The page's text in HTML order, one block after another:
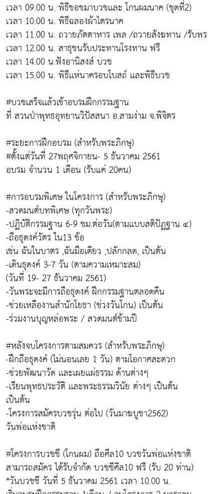
เวลา 09.00 น. พิธีขอขมาบวชเเละ โกนผมนาค (ชุดที่2)
เวลา 10.00 น. พิธีฉลองผ้าไตรนาค
เวลา 11.00 น. ถวายภัตตาหาร เพล /ถวายสังฆทาน /รับพร
เวลา 12.00 น. สาธุชนรับประทานโรงทาน ฟรี
เวลา 14.00 น.ฟังอานิสงส์ บวช
เวลา 15.00 น. พิธีเเห่นาครอบโบสถ์ เเละพิธีบวช
#บวชเสร็จเเล้วเข้าอบรมฝึกกรรมฐาน
ที่ สวนป่าพุทธอุทยานวิปัสสนา อ.สามง่าม จ.พิจิตร
#ระยะการฝึกอบรม (สำหรับพระภิกษุ)
#ตั้งแต่วันที่ 27พฤศจิกายน- 5 ธันวาคม 2561
อบรม จำนวน 1 เดือน (รับแค่ 20คน)
#การอบรมพิเศษ ในโครงการ (สำหรับพระภิกษุ)
-สวดมนต์บทพิเศษ (ทุกวันพระ)
-ปฏิบัติกรรมฐาน 6-9 ชม.ต่อวัน(ตามเเบบสติปัฏฐาน ๔)
-ถือธุดงค์วัตร ใน13 ข้อ
เช่น ฉันในบาตร ,ฉันมือเดียว ,ปลักกลด, เป็นต้น
-เดินธุดงค์ 3-7 วัน (ตามความเหมาะสม)
(วันที่ 19- 27 ธันวาคม 2561)
-วันพระจะมีการถือธุดงค์ ฝึกกรรมฐานตลอดคืน
-ช่วยเหลืองานสำนักโยธา (ช่วงวันโกน) เป็นต้น
-ร่วมงานบุญหล่อพระ / สวดมนต์ข้ามปี
#หลังจบโครงการตามสมควร (สำหรับพระภิกษุ)
-ฝึกถือธุดงค์ (ไม่นอนเลย 1 วัน) ตามโอกาศสะดวก
-ช่วยพัฒนาวัด เเละเผยเเผ่ธรรม ด้านต่างๆ
-เรียนพุทธประวัติ เเละพระธรรมวินัย ต่างๆ เป็นต้น
เป็นต้น
-โครงการสมัครบวชรุ่น ต่อไป (วันมาฆบูชา2562)
วันพ่อเเห่งชาติ
#โครงการบวชชี (โกนผม) ถือศีล10 บวชวันพ่อเเห่งชาติ
สามารถสมัคร ได้รับจำกัด บวชชีศีล10 ฟรี (รับ 20 ท่าน)
*วันบวชชี วันที่ 5 ธันวาคม 2561 เวลา 10.00 น.